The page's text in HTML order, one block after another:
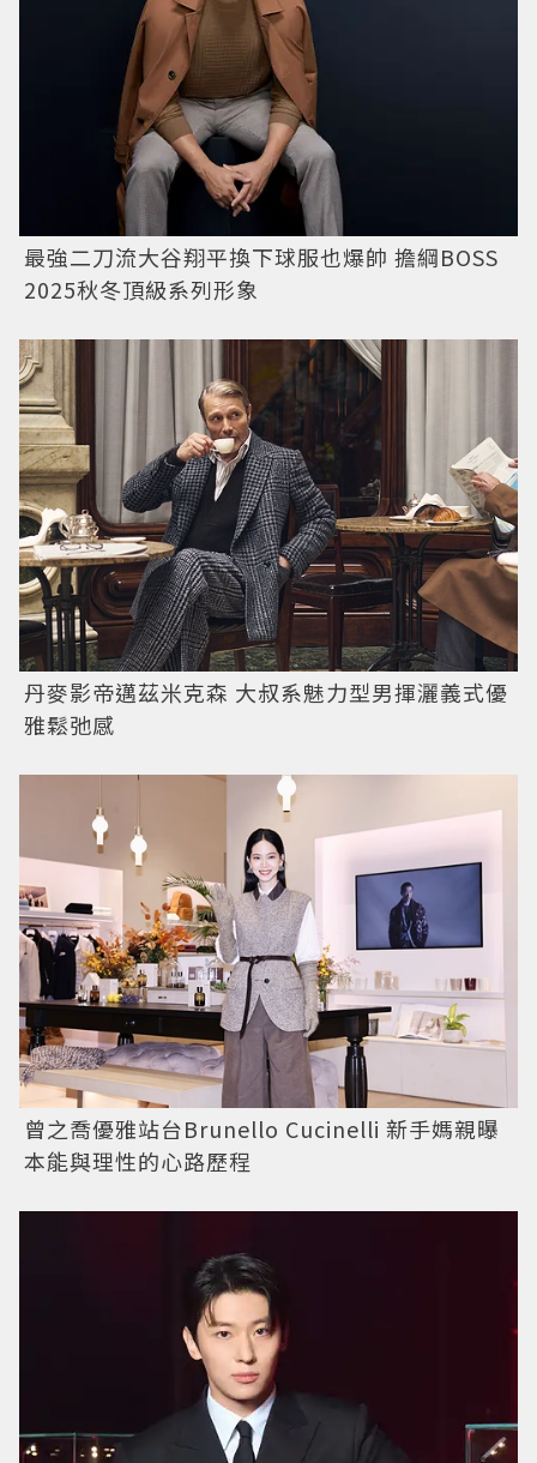
最強二刀流大谷翔平換下球服也爆帥 擔綱BOSS
2025秋冬頂級系列形象
丹麥影帝邁茲米克森 大叔系魅力型男揮灑義式優
雅鬆弛感
曾之喬優雅站台Brunello Cucinelli 新手媽親曝
本能與理性的心路歷程